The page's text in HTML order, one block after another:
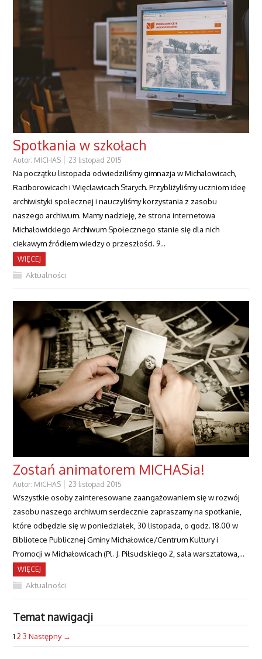
Spotkania w szkołach
Autor: MICHAS 23 listopad 2015
Na początku listopada odwiedziliśmy gimnazja w Michałowicach,
Raciborowicach i Więcławicach Starych. Przybliżyliśmy uczniom ideę
archiwistyki społecznej i nauczyliśmy korzystania z zasobu
naszego archiwum. Mamy nadzieję, że strona internetowa
Michałowickiego Archiwum Społecznego stanie się dla nich
ciekawym źródłem wiedzy o przeszłości. 9…
WIĘCEJ
Aktualności
Zostań animatorem MICHASia!
Autor: MICHAS 23 listopad 2015
Wszystkie osoby zainteresowane zaangażowaniem się w rozwój
zasobu naszego archiwum serdecznie zapraszamy na spotkanie,
które odbędzie się w poniedziałek, 30 listopada, o godz. 18.00 w
Bibliotece Publicznej Gminy Michałowice/Centrum Kultury i
Promocji w Michałowicach (Pl. J. Piłsudskiego 2, sala warsztatowa,…
WIĘCEJ
Aktualności
Temat nawigacji
1 2 3 Następny →